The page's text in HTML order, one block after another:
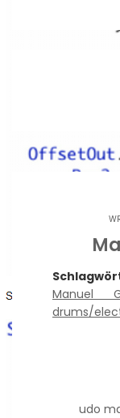
Manuel
drums/
udo